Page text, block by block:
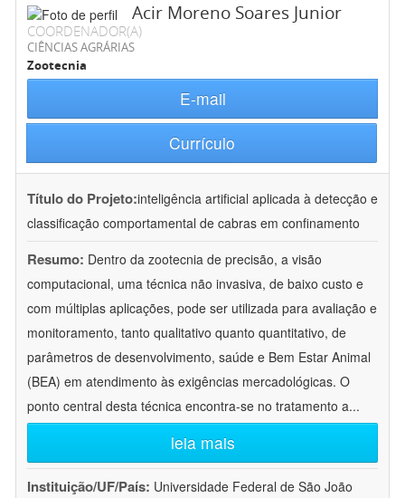
Acir Moreno Soares Junior
COORDENADOR(A)
CIÊNCIAS AGRÁRIAS
Zootecnia
E-mail
Currículo
Título do Projeto:inteligência artificial aplicada à detecção e
classificação comportamental de cabras em confinamento
Resumo: Dentro da zootecnia de precisão, a visão
computacional, uma técnica não invasiva, de baixo custo e
com múltiplas aplicações, pode ser utilizada para avaliação e
monitoramento, tanto qualitativo quanto quantitativo, de
parâmetros de desenvolvimento, saúde e Bem Estar Animal
(BEA) em atendimento às exigências mercadológicas. O
ponto central desta técnica encontra-se no tratamento a...
leia mais
Instituição/UF/País: Universidade Federal de São João